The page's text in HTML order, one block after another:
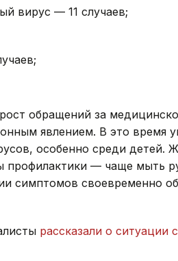
вирус — 11 случаев;
обращений за
явлением. В это время
особенно среди детей.
— чаще мыть
симптомов своевременно
рассказали о ситуации